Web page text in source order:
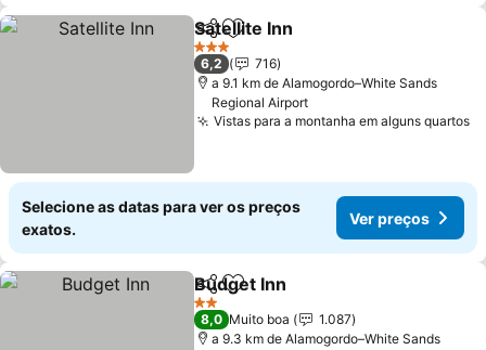
PartilharAdicionar aos favoritos
Satellite Inn
3 Estrelas
6,2
716
a 9.1 km de Alamogordo–White Sands
Regional Airport
Vistas para a montanha em alguns quartos
Selecione as datas para ver os preços
exatos.
Ver preços
PartilharAdicionar aos favoritos
Budget Inn
2 Estrelas
8,0 Muito boa
1.087
a 9.3 km de Alamogordo–White Sands